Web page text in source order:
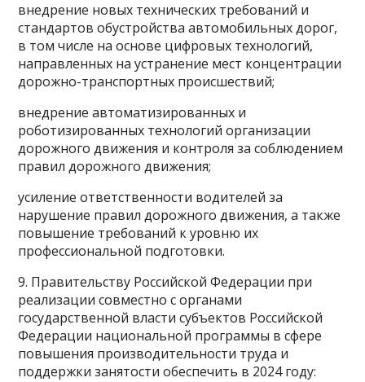
внедрение новых технических требований и
стандартов обустройства автомобильных дорог,
в том числе на основе цифровых технологий,
направленных на устранение мест концентрации
дорожно-транспортных происшествий;
внедрение автоматизированных и
роботизированных технологий организации
дорожного движения и контроля за соблюдением
правил дорожного движения;
усиление ответственности водителей за
нарушение правил дорожного движения, а также
повышение требований к уровню их
профессиональной подготовки.
9. Правительству Российской Федерации при
реализации совместно с органами
государственной власти субъектов Российской
Федерации национальной программы в сфере
повышения производительности труда и
поддержки занятости обеспечить в 2024 году: